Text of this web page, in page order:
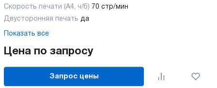
Скорость печати (А4, ч/б) 70 стр/мин
Двусторонняя печать да
Показать все
Цена по запросу
Запрос цены